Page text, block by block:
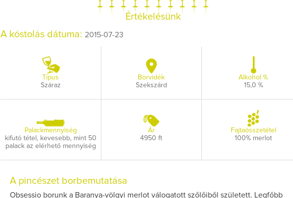
Értékelésünk
A kóstolás dátuma: 2015-07-23
Típus
Száraz
Borvidék
Szekszárd
Alkohol %
15,0 %
Palackmennyiség
kifutó tétel, kevesebb, mint 50
palack az elérhető mennyiség
Ár
4950 ft
Fajtaösszetétel
100% merlot
A pincészet borbemutatása
Obsessio borunk a Baranya-völgyi merlot válogatott szőlőiből született. Legfőbb